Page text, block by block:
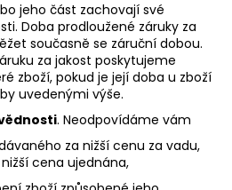
jeho část zachovají své
Doba prodloužené záruky za
současně se záruční dobou.
za jakost poskytujeme
zboží, pokud je její doba u zboží
uvedenými výše.
. Neodpovídáme vám
za nižší cenu za vadu,
cena ujednána,